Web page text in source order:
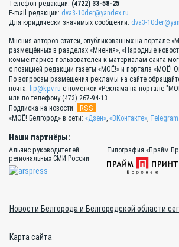
Телефон редакции: (4722) 33-58-25
E-mail редакции: dva3-10der@yandex.ru
Для юридически значимых сообщений: dva3-
Мнения авторов статей, опубликованных на портале
размещённых в разделах «Мнения», «Народные
комментариев пользователей к материалам сайта
с позицией редакции газеты «МОЁ!» и портала «МОЁ!
По вопросам размещения рекламы на сайте
почта: lip@kpv.ru с пометкой «Реклама на портале
или по телефону (473) 267-94-13
Подписка на новости:
RSS
«МОЁ! Белгород» в сети: «Дзен», «ВКонтакте», Telegram
Наши партнёры:
Альянс руководителей
региональных СМИ России
Типография «Прайм
Новости Белгорода и Белгородской области
Карта сайта